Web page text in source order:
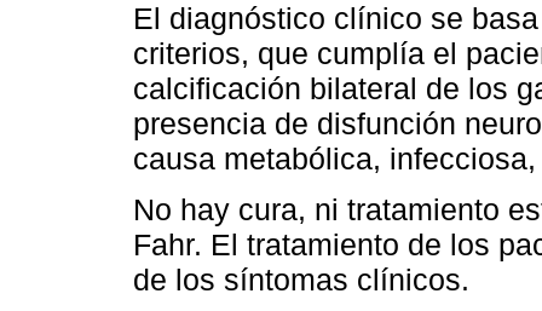
El diagnóstico clínico se
criterios, que cumplía el
calcificación bilateral de los
presencia de disfunción
causa metabólica,
No hay cura, ni tratamiento
Fahr. El tratamiento de los
de los síntomas clínicos.